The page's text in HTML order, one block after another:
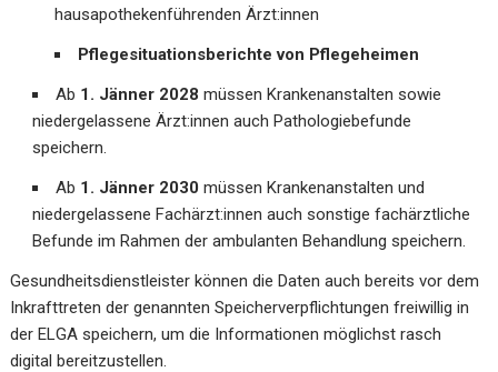
hausapothekenführenden Ärzt:innen
Pflegesituationsberichte von Pflegeheimen
Ab 1. Jänner 2028 müssen Krankenanstalten sowie
niedergelassene Ärzt:innen auch Pathologiebefunde
speichern.
Ab 1. Jänner 2030 müssen Krankenanstalten und
niedergelassene Fachärzt:innen auch sonstige fachärztliche
Befunde im Rahmen der ambulanten Behandlung speichern.
Gesundheitsdienstleister können die Daten auch bereits vor dem
Inkrafttreten der genannten Speicherverpflichtungen freiwillig in
der ELGA speichern, um die Informationen möglichst rasch
digital bereitzustellen.